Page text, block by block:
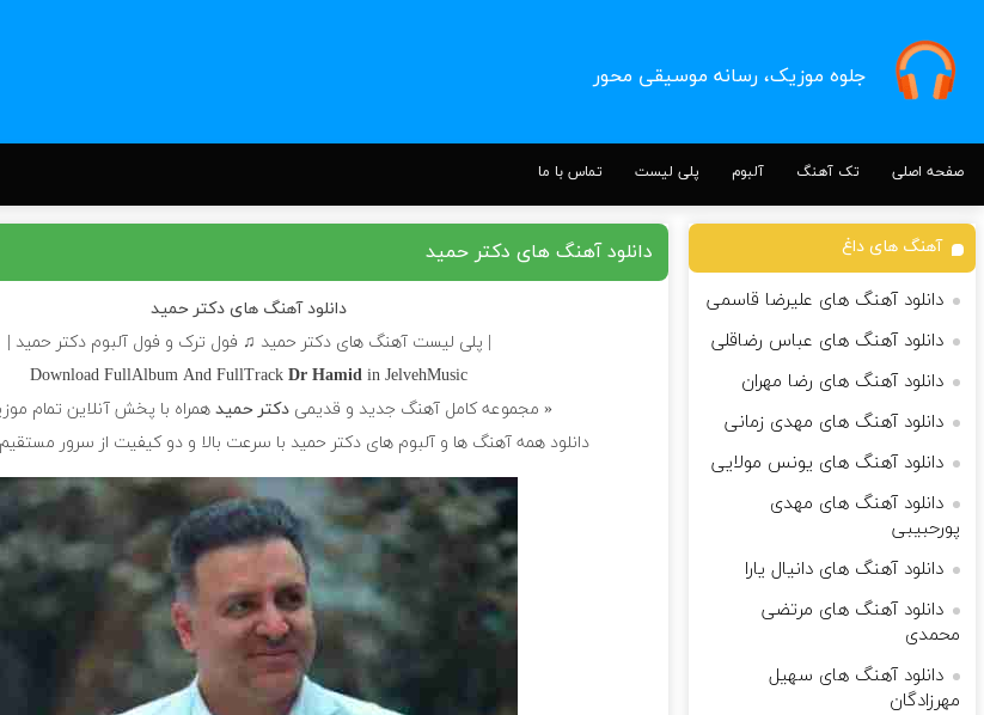
جلوه موزیک، رسانه موسیقی محور
صفحه اصلی تک آهنگ آلبوم پلی لیست تماس با ما
دانلود آهنگ های دکتر حمید
دانلود آهنگ های دکتر حمید
| پلی لیست آهنگ های دکتر حمید ♫ فول ترک و فول آلبوم دکتر حمید |
Download FullAlbum And FullTrackDr Hamidin JelvehMusic
« مجموعه کامل آهنگ جدید و قدیمیدکتر حمید همراه با پخش آنلاین تمام
دانلود همه آهنگ ها و آلبوم های دکتر حمید با سرعت بالا و دو کیفیت از سرور
آهنگ های داغ
دانلود آهنگ های علیرضا قاسمی
دانلود آهنگ های عباس رضاقلی
دانلود آهنگ های رضا مهران
دانلود آهنگ های مهدی زمانی
دانلود آهنگ های یونس مولایی
دانلود آهنگ های مهدی
پورحبیبی
دانلود آهنگ های دانیال یارا
دانلود آهنگ های مرتضی
محمدی
دانلود آهنگ های سهیل
مهرزادگان